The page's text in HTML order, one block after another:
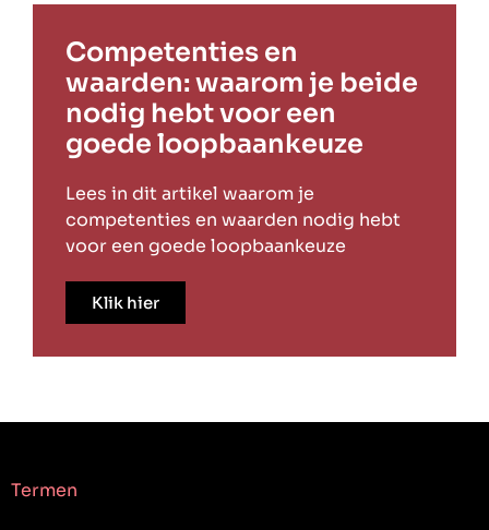
Competenties en
waarden: waarom je beide
nodig hebt voor een
goede loopbaankeuze
Lees in dit artikel waarom je
competenties en waarden nodig hebt
voor een goede loopbaankeuze
Klik hier
Termen